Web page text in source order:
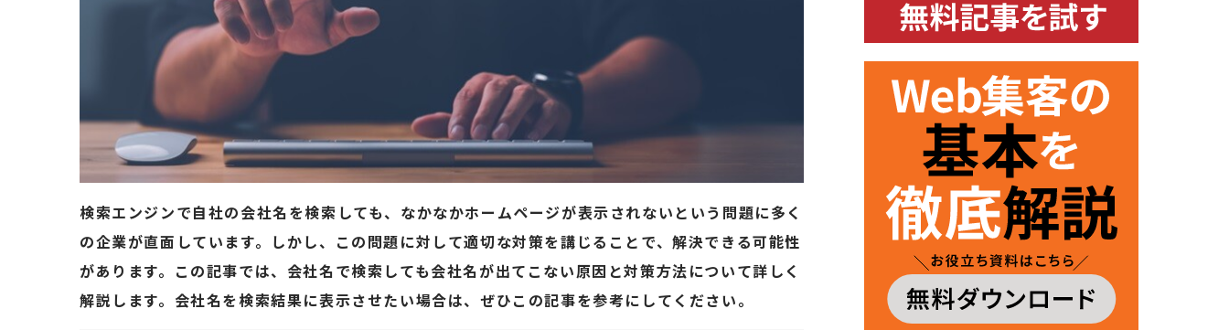
検索エンジンで自社の会社名を検索しても、なかなかホームページが表示されないという問題に多く
の企業が直面しています。しかし、この問題に対して適切な対策を講じることで、解決できる可能性
があります。この記事では、会社名で検索しても会社名が出てこない原因と対策方法について詳しく
解説します。会社名を検索結果に表示させたい場合は、ぜひこの記事を参考にしてください。